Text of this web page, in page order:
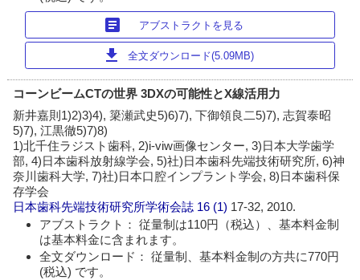
article アブストラクトを見る
download 全文ダウンロード(5.09MB)
コーンビームCTの世界 3DXの可能性とX線活用力
新井嘉則1)2)3)4), 簗瀬武史5)6)7), 下御領良二5)7), 志賀泰昭
5)7), 江黒徹5)7)8)
1)北千住ラジスト歯科, 2)i-viw画像センター, 3)日本大学歯学
部, 4)日本歯科放射線学会, 5)社)日本歯科先端技術研究所, 6)神
奈川歯科大学, 7)社)日本口腔インプラント学会, 8)日本歯科保
存学会
日本歯科先端技術研究所学術会誌 16 (1) 17-32, 2010.
アブストラクト： 従量制は110円（税込）、基本料金制
は基本料金に含まれます。
全文ダウンロード： 従量制、基本料金制の方共に770円
(税込) です。